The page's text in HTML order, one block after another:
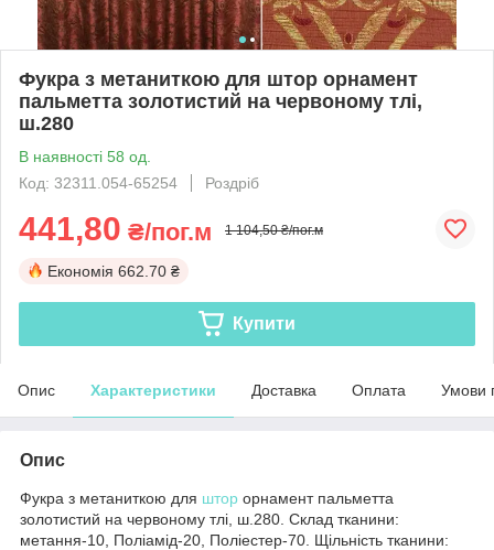
Фукра з метаниткою для штор орнамент
пальметта золотистий на червоному тлі,
ш.280
В наявності 58 од.
Код: 32311.054-65254
Роздріб
441,80 ₴/пог.м 1 104,50 ₴/пог.м
Економія 662.70 ₴
Купити
Опис Характеристики Доставка Оплата Умови
Опис
Фукра з метаниткою для штор орнамент пальметта
золотистий на червоному тлі, ш.280. Склад тканини:
метання-10, Поліамід-20, Поліестер-70. Щільність тканини: